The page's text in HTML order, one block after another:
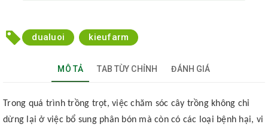
dualuoi kieufarm
MÔ TẢ TAB TÙY CHỈNH ĐÁNH GIÁ
Trong quá trình trồng trọt, việc chăm sóc cây trồng không chỉ
dừng lại ở việc bổ sung phân bón mà còn có các loại bệnh hại, vi